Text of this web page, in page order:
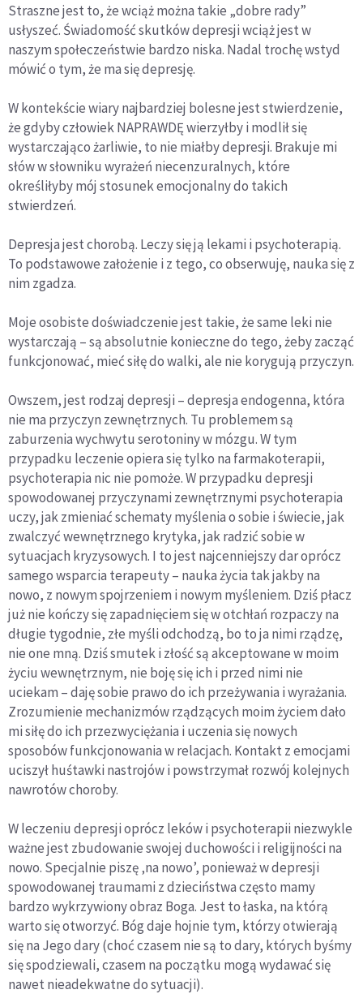
Straszne jest to, że wciąż można takie „dobre rady”
usłyszeć. Świadomość skutków depresji wciąż jest w
naszym społeczeństwie bardzo niska. Nadal trochę wstyd
mówić o tym, że ma się depresję.
W kontekście wiary najbardziej bolesne jest stwierdzenie,
że gdyby człowiek NAPRAWDĘ wierzyłby i modlił się
wystarczająco żarliwie, to nie miałby depresji. Brakuje mi
słów w słowniku wyrażeń niecenzuralnych, które
określiłyby mój stosunek emocjonalny do takich
stwierdzeń.
Depresja jest chorobą. Leczy się ją lekami i psychoterapią.
To podstawowe założenie i z tego, co obserwuję, nauka się z
nim zgadza.
Moje osobiste doświadczenie jest takie, że same leki nie
wystarczają – są absolutnie konieczne do tego, żeby zacząć
funkcjonować, mieć siłę do walki, ale nie korygują przyczyn.
Owszem, jest rodzaj depresji – depresja endogenna, która
nie ma przyczyn zewnętrznych. Tu problemem są
zaburzenia wychwytu serotoniny w mózgu. W tym
przypadku leczenie opiera się tylko na farmakoterapii,
psychoterapia nic nie pomoże. W przypadku depresji
spowodowanej przyczynami zewnętrznymi psychoterapia
uczy, jak zmieniać schematy myślenia o sobie i świecie, jak
zwalczyć wewnętrznego krytyka, jak radzić sobie w
sytuacjach kryzysowych. I to jest najcenniejszy dar oprócz
samego wsparcia terapeuty – nauka życia tak jakby na
nowo, z nowym spojrzeniem i nowym myśleniem. Dziś płacz
już nie kończy się zapadnięciem się w otchłań rozpaczy na
długie tygodnie, złe myśli odchodzą, bo to ja nimi rządzę,
nie one mną. Dziś smutek i złość są akceptowane w moim
życiu wewnętrznym, nie boję się ich i przed nimi nie
uciekam – daję sobie prawo do ich przeżywania i wyrażania.
Zrozumienie mechanizmów rządzących moim życiem dało
mi siłę do ich przezwyciężania i uczenia się nowych
sposobów funkcjonowania w relacjach. Kontakt z emocjami
uciszył huśtawki nastrojów i powstrzymał rozwój kolejnych
nawrotów choroby.
W leczeniu depresji oprócz leków i psychoterapii niezwykle
ważne jest zbudowanie swojej duchowości i religijności na
nowo. Specjalnie piszę ‚na nowo’, ponieważ w depresji
spowodowanej traumami z dzieciństwa często mamy
bardzo wykrzywiony obraz Boga. Jest to łaska, na którą
warto się otworzyć. Bóg daje hojnie tym, którzy otwierają
się na Jego dary (choć czasem nie są to dary, których byśmy
się spodziewali, czasem na początku mogą wydawać się
nawet nieadekwatne do sytuacji).